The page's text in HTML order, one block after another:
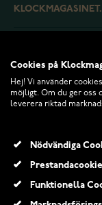
RETURER OCH
Cookies på
Hej! Vi använder
möjligt. Om du ger oss
leverera riktad
Nödvändiga
Funktionella